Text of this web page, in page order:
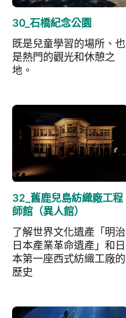
30_石橋紀念公園
既是兒童學習的場所、也
是熱門的觀光和休憩之
地。
32_舊鹿兒島紡織廠工程
師館（異人館）
了解世界文化遺產「明治
日本產業革命遺產」和日
本第一座西式紡織工廠的
歷史